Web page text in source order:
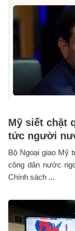
Mỹ siết chặt
tức người
Bộ Ngoại giao Mỹ
công dân nước
Chính sách ...